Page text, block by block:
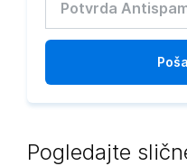
Pogledajte